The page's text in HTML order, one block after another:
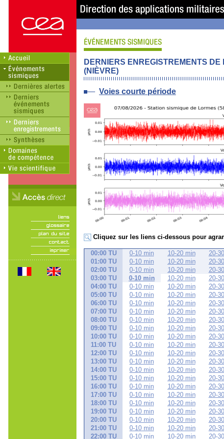
DERNIERS ENREGISTREMENTS
(NIÈVRE)
Voies courte période
Cliquez sur les liens ci-dessous pour
00:00 TU 0-10 min 10-20 min 20-
01:00 TU
0-10 min 10-20 min 20-
02:00 TU
0-10 min 10-20 min 20-
03:00 TU
0-10 min 10-20 min 20-
04:00 TU
0-10 min 10-20 min 20-
05:00 TU
0-10 min 10-20 min 20-
06:00 TU
0-10 min 10-20 min 20-
07:00 TU
0-10 min 10-20 min 20-
08:00 TU
0-10 min 10-20 min 20-
09:00 TU
0-10 min 10-20 min 20-
10:00 TU
0-10 min 10-20 min 20-
11:00 TU
0-10 min 10-20 min 20-
12:00 TU
0-10 min 10-20 min 20-
13:00 TU
0-10 min 10-20 min 20-
14:00 TU
0-10 min 10-20 min 20-
15:00 TU
0-10 min 10-20 min 20-
16:00 TU
0-10 min 10-20 min 20-
17:00 TU
0-10 min 10-20 min 20-
18:00 TU
0-10 min 10-20 min 20-
19:00 TU
0-10 min 10-20 min 20-
20:00 TU
0-10 min 10-20 min 20-
21:00 TU
0-10 min 10-20 min 20-
22:00 TU
0-10 min 10-20 min 20-